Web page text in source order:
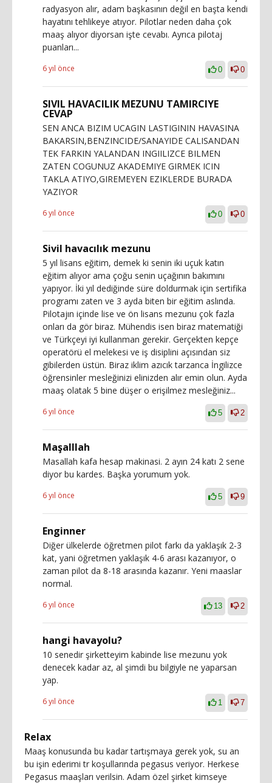
radyasyon alır, adam başkasının değil en başta kendi
hayatını tehlikeye atıyor. Pilotlar neden daha çok
maaş alıyor diyorsan işte cevabı. Ayrıca pilotaj
puanları...
6 yıl önce 0 0
SIVIL HAVACILIK MEZUNU TAMIRCIYE
CEVAP
SEN ANCA BIZIM UCAGIN LASTIGININ HAVASINA
BAKARSIN,BENZINCIDE/SANAYIDE CALISANDAN
TEK FARKIN YALANDAN INGIILIZCE BILMEN
ZATEN COGUNUZ AKADEMIYE GIRMEK ICIN
TAKLA ATIYO,GIREMEYEN EZIKLERDE BURADA
YAZIYOR
6 yıl önce 0 0
Sivil havacılık mezunu
5 yıl lisans eğitim, demek ki senin iki uçuk katın
eğitim alıyor ama çoğu senin uçağının bakımını
yapıyor. İki yıl dediğinde süre doldurmak için sertifika
programı zaten ve 3 ayda biten bir eğitim aslında.
Pilotajın içinde lise ve ön lisans mezunu çok fazla
onları da gör biraz. Mühendis isen biraz matematiği
ve Türkçeyi iyi kullanman gerekir. Gerçekten kepçe
operatörü el melekesi ve iş disiplini açısından siz
gibilerden üstün. Biraz iklim azıcık tarzanca İngilizce
öğrensinler mesleğinizi elinizden alır emin olun. Ayda
maaş olatak 5 bine düşer o erişilmez mesleğiniz...
6 yıl önce 5 2
Maşalllah
Masallah kafa hesap makinasi. 2 ayın 24 katı 2 sene
diyor bu kardes. Başka yorumum yok.
6 yıl önce 5 9
Enginner
Diğer ülkelerde öğretmen pilot farkı da yaklaşık 2-3
kat, yani öğretmen yaklaşık 4-6 arası kazanıyor, o
zaman pilot da 8-18 arasında kazanır. Yeni maaslar
normal.
6 yıl önce 13 2
hangi havayolu?
10 senedir şirketteyim kabinde lise mezunu yok
denecek kadar az, al şimdi bu bilgiyle ne yaparsan
yap.
6 yıl önce 1 7
Relax
Maaş konusunda bu kadar tartışmaya gerek yok, su an
bu işin ederimi tr koşullarında pegasus veriyor. Herkese
Pegasus maaşları verilsin. Adam özel şirket kimseye